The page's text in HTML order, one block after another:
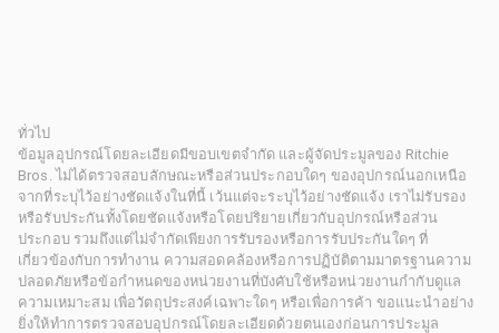
ทั่วไป
ข้อมูลอุปกรณ์โดยละเอียดมีขอบเขตจำกัด และผู้จัดประมูลของ Ritchie
Bros. ไม่ได้ตรวจสอบลักษณะหรือส่วนประกอบใดๆ ของอุปกรณ์นอกเหนือ
จากที่ระบุไว้อย่างชัดแจ้งในที่นี้ เว้นแต่จะระบุไว้อย่างชัดแจ้ง เราไม่รับรอง
หรือรับประกันทั้งโดยชัดแจ้งหรือโดยปริยายเกี่ยวกับอุปกรณ์หรือส่วน
ประกอบ รวมถึงแต่ไม่จำกัดเพียงการรับรองหรือการรับประกันใดๆ ที่
เกี่ยวข้องกับการทำงาน ความสอดคล้องหรือการปฏิบัติตามมาตรฐานความ
ปลอดภัยหรือข้อกำหนดของหน่วยงานที่บังคับใช้หรือหน่วยงานกำกับดูแล
ความเหมาะสม เพื่อวัตถุประสงค์เฉพาะใดๆ หรือเพื่อการค้า ขอแนะนำอย่าง
ยิ่งให้ทำการตรวจสอบอุปกรณ์โดยละเอียดด้วยตนเองก่อนการประมูล